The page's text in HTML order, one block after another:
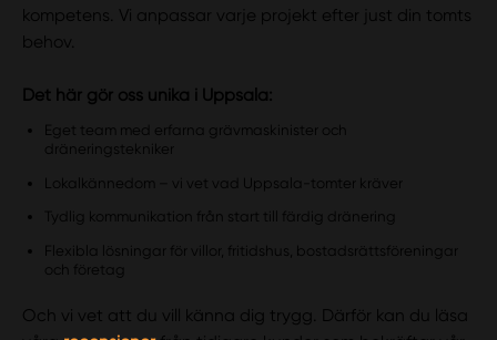
kompetens. Vi anpassar varje projekt efter just din tomts
behov.
Det här gör oss unika i Uppsala:
Eget team med erfarna grävmaskinister och
dräneringstekniker
Lokalkännedom – vi vet vad Uppsala-tomter kräver
Tydlig kommunikation från start till färdig dränering
Flexibla lösningar för villor, fritidshus, bostadsrättsföreningar
och företag
Och vi vet att du vill känna dig trygg. Därför kan du läsa